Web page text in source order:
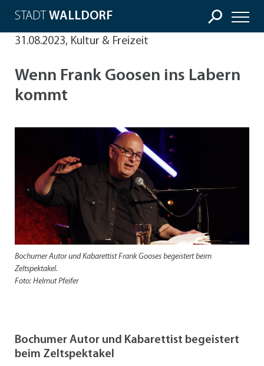
STADT WALLDORF
31.08.2023, Kultur & Freizeit
Wenn Frank Goosen ins Labern
kommt
Bochumer Autor und Kabarettist Frank Gooses begeistert beim
Zeltspektakel.
Foto: Helmut Pfeifer
Bochumer Autor und Kabarettist begeistert
beim Zeltspektakel